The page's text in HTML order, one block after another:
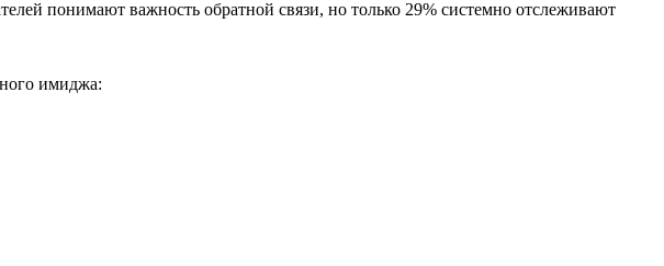
понимают важность обратной связи, но только 29% системно отслеживают
имиджа: